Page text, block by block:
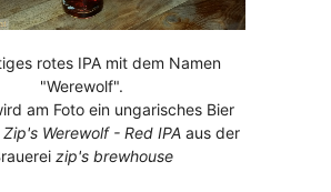
rotes IPA mit dem Namen
"Werewolf".
am Foto ein ungarisches Bier
Zip's Werewolf - Red IPAaus der
zip's brewhouse